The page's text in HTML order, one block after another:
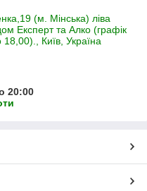
(м. Мінська) ліва
Експерт та Алко (графік
Київ, Україна
20:00